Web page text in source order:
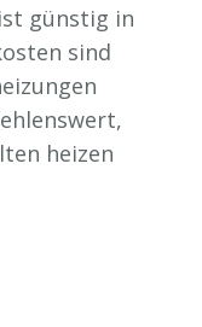
günstig in
sind
heizen